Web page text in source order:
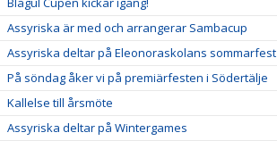
Assyriska är med och arrangerar Sambacup
Assyriska deltar på Eleonoraskolans sommarfest
På söndag åker vi på premiärfesten i Södertälje
Kallelse till årsmöte
Assyriska deltar på Wintergames